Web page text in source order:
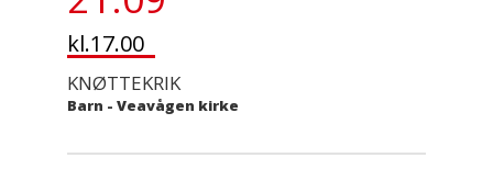
kl.17.00
KNØTTEKRIK
Barn - Veavågen kirke